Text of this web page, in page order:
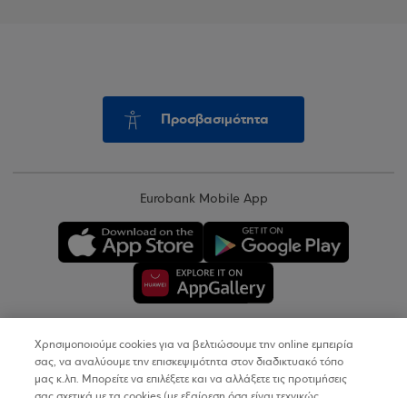
Προσβασιμότητα
Eurobank Mobile App
Copyright © 2026
Χρησιμοποιούμε cookies για να βελτιώσουμε την online εμπειρία
σας, να αναλύουμε την επισκεψιμότητα στον διαδικτυακό τόπο
μας κ.λπ. Μπορείτε να επιλέξετε και να αλλάξετε τις προτιμήσεις